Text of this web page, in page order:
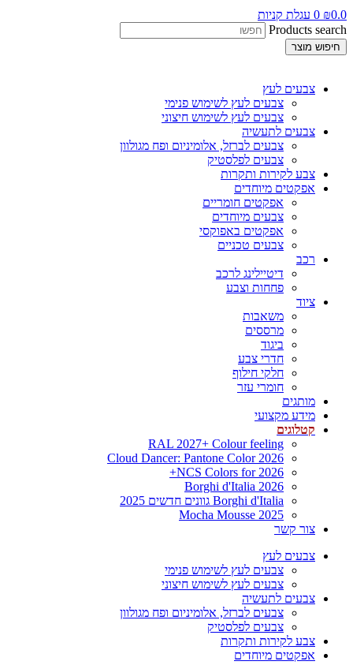
₪0.0
0 עגלת קניות
Products search
חיפוש מוצר
צבעים לעץ
צבעים לעץ לשימוש פנימי
צבעים לעץ לשימוש חיצוני
צבעים לתעשיה
צבעים לברזל, אלומיניום ופח מגולוון
צבעים לפלסטיק
צבע לקירות ותקרות
אפקטים מיוחדים
אפקטים חומריים
צבעים מיוחדים
אפקטים באפוקסי
צבעים טכניים
רכב
דיטיילינג לרכב
פחחות וצבע
ציוד
משאבות
מרססים
ביגוד
חדרי צבע
חלקי חילוף
חומרי עזר
מותגים
מידע מקצועי
קטלוגים
RAL 2027+ Colour feeling
Cloud Dancer: Pantone Color 2026
NCS Colors for 2026+
Borghi d'Italia 2026
Borghi d'Italia גוונים חדשים 2025
Mocha Mousse 2025
צור קשר
צבעים לעץ
צבעים לעץ לשימוש פנימי
צבעים לעץ לשימוש חיצוני
צבעים לתעשיה
צבעים לברזל, אלומיניום ופח מגולוון
צבעים לפלסטיק
צבע לקירות ותקרות
אפקטים מיוחדים